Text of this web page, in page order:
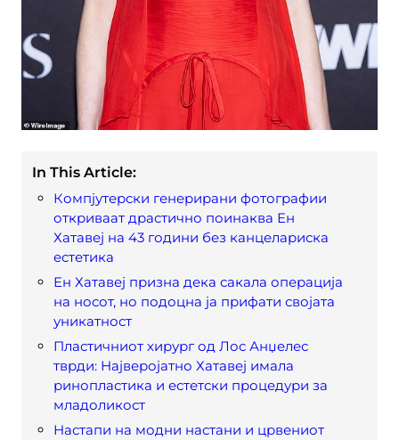
In This Article:
Компјутерски генерирани фотографии
откриваат драстично поинаква Ен
Хатавеј на 43 години без канцелариска
естетика
Ен Хатавеј призна дека сакала операција
на носот, но подоцна ја прифати својата
уникатност
Пластичниот хирург од Лос Анџелес
тврди: Најверојатно Хатавеј имала
ринопластика и естетски процедури за
младоликост
Настапи на модни настани и црвениот